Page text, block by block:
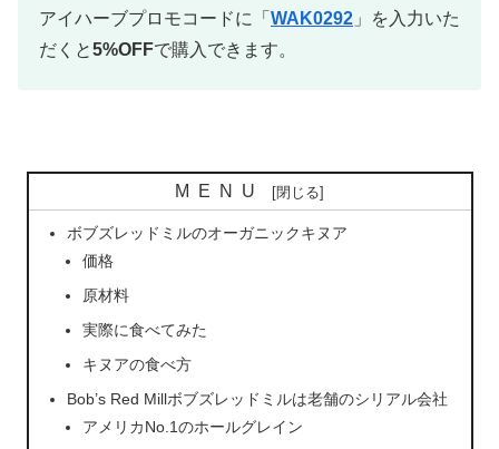
アイハーブプロモコードに「 WAK0292 」を入力いた
だくと5%OFFで購入できます。
MENU
ボブズレッドミルのオーガニックキヌア
価格
原材料
実際に食べてみた
キヌアの食べ方
Bob’s Red Millボブズレッドミルは老舗のシリアル会社
アメリカNo.1のホールグレイン